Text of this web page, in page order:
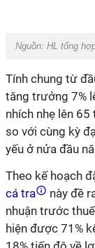
Nguồn: HL tổng
Tính chung từ
tăng trưởng 7%
nhích nhẹ lên
so với cùng kỳ
yếu ở nửa đầu
Theo kế hoạch
cá tra
này đề
nhuận trước
hiện được 71%